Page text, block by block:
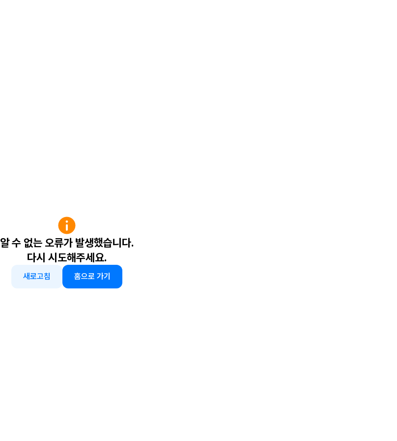
알 수 없는 오류가 발생했습니다.
다시 시도해주세요.
새로고침 홈으로 가기